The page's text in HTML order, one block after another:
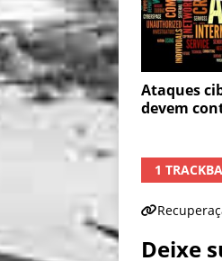
Ataques
devem
1
Deixe